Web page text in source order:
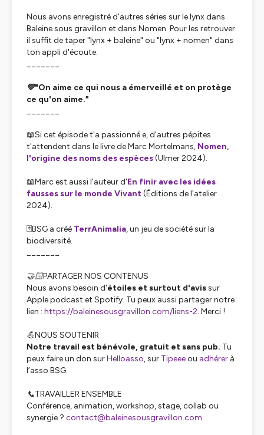
Nous avons enregistré d'autres séries sur le lynx dans
Baleine sous gravillon et dans Nomen. Pour les retrouver
il suffit de taper "lynx + baleine" ou "lynx + nomen" dans
ton appli d'écoute.
💚"On aime ce qui nous a émerveillé et on protège
ce qu'on aime."
📖Si cet épisode t'a passionné.e, d'autres pépites
t'attendent dans le livre de Marc Mortelmans, Nomen,
l'origine des noms des espèces(Ulmer 2024).
📖Marc est aussi l'auteur d'En finir avec les idées
fausses sur le monde Vivant(Éditions de l'atelier
2024).
🃏BSG a créé TerrAnimalia, un jeu de société sur la
biodiversité.
🤝🏻PARTAGER NOS CONTENUS
Nous avons besoin d'étoiles et surtout d'avissur
Apple podcast et Spotify. Tu peux aussi partager notre
lien : https://baleinesousgravillon.com/liens-2. Merci !
💪NOUS SOUTENIR
Notre travail est bénévole, gratuit et sans pub. Tu
peux faire un don surHelloasso, sur Tipeeeou adhérer à
l’asso BSG.
📞TRAVAILLER ENSEMBLE
Conférence, animation, workshop, stage, collab ou
synergie ? contact@baleinesousgravillon.com